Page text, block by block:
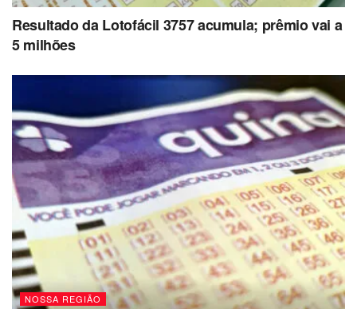
Resultado da Lotofácil 3757 acumula; prêmio vai a
5 milhões
NOSSA REGIÃO